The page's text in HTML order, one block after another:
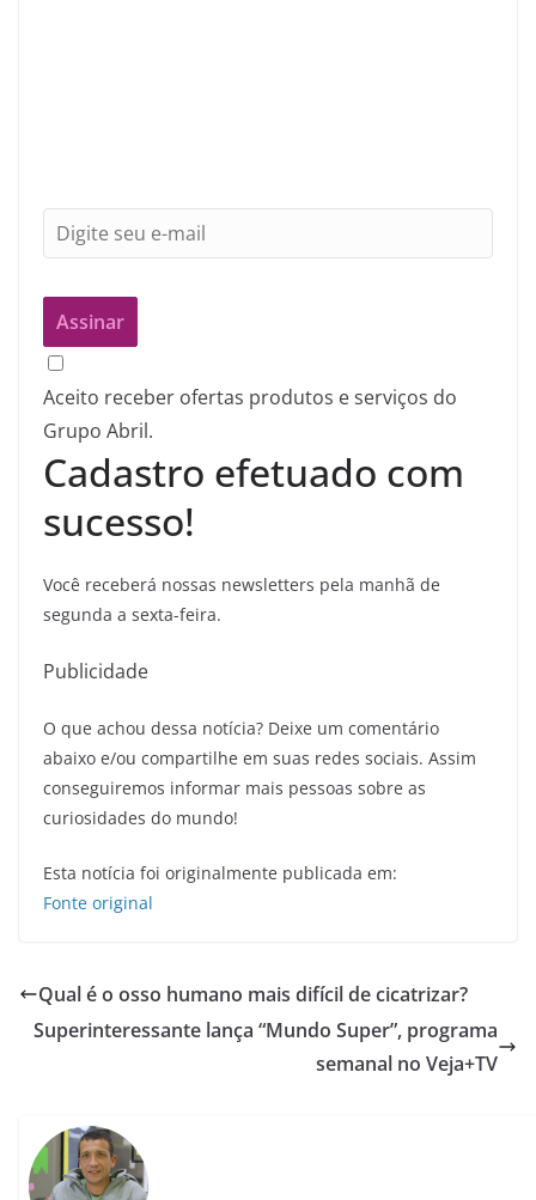
Aceito receber ofertas produtos e serviços do
Grupo Abril.
Cadastro efetuado com
sucesso!
Você receberá nossas newsletters pela manhã de
segunda a sexta-feira.
Publicidade
O que achou dessa notícia? Deixe um comentário
abaixo e/ou compartilhe em suas redes sociais. Assim
conseguiremos informar mais pessoas sobre as
curiosidades do mundo!
Esta notícia foi originalmente publicada em:
Fonte original
Qual é o osso humano mais difícil de cicatrizar?
Superinteressante lança “Mundo Super”, programa
semanal no Veja+TV